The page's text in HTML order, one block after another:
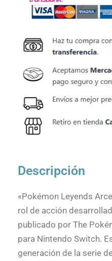
cantidad
Descripción
«Pokémon Leyends
rol de acción
publicado por The
para Nintendo Switch.
generación de la serie